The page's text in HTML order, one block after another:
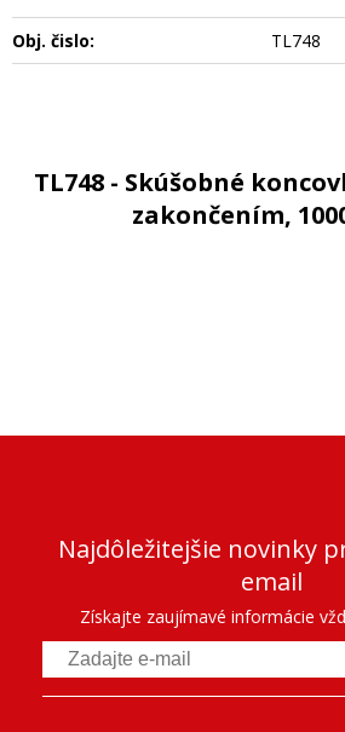
Obj. čislo: TL748
TL748 - Skúšobné
zakončením,
Najdôležitejšie novinky
email
Získajte zaujímavé informácie